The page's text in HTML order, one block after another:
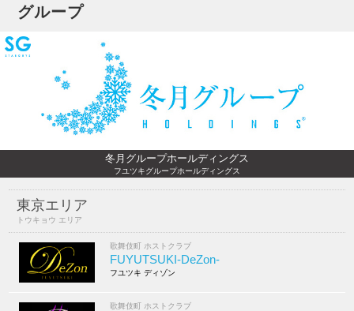
グループ
冬月グループホールディングス
フユツキグループホールディングス
東京エリア
トウキョウ エリア
歌舞伎町 ホストクラブ
FUYUTSUKI-DeZon-
フユツキ ディゾン
歌舞伎町 ホストクラブ